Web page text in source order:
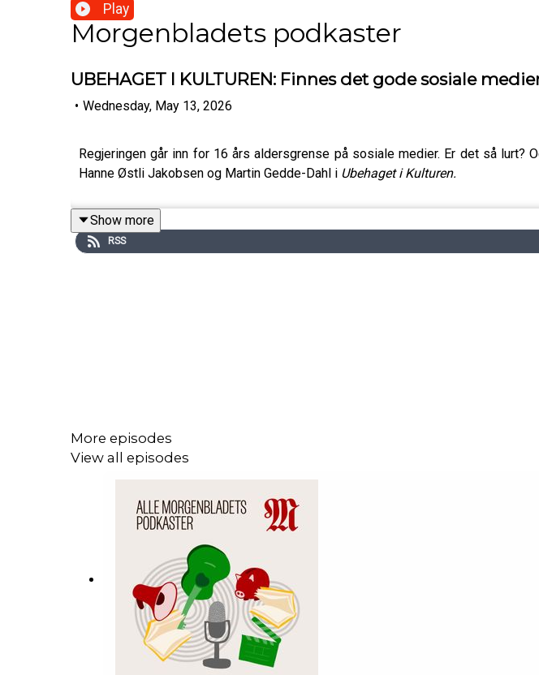
Play
Morgenbladets podkaster
UBEHAGET I KULTUREN: Finnes det gode sosiale
• Wednesday, May 13, 2026
Regjeringen går inn for 16 års aldersgrense på sosiale medier. Er det så lurt?
Hanne Østli Jakobsen og Martin Gedde-Dahl i Ubehaget i Kulturen.
Show more
RSS
More episodes
View all episodes